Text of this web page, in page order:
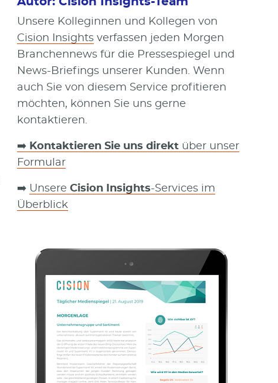
Unsere Kolleginnen und Kollegen von
Cision Insights verfassen jeden Morgen
Branchennews für die Pressespiegel und
News-Briefings unserer Kunden. Wenn
auch Sie von diesem Service profitieren
möchten, können Sie uns gerne
kontaktieren.
➡️ Kontaktieren Sie uns direkt über unser
Formular
➡️ UnsereCision Insights-Services im
Überblick